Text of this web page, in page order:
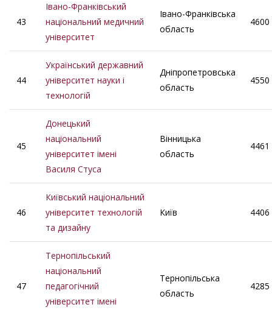
43
Івано-Франківський
національний медичний
університет
Івано-Франківська
область
4600
44
Український державний
університет науки і
технологій
Дніпропетровська
область
4550
45
Донецький
національний
університет імені
Василя Стуса
Вінницька
область
4461
46
Київський національний
університет технологій
та дизайну
Київ 4406
47
Тернопільський
національний
педагогічний
університет імені
Тернопільська
область
4285